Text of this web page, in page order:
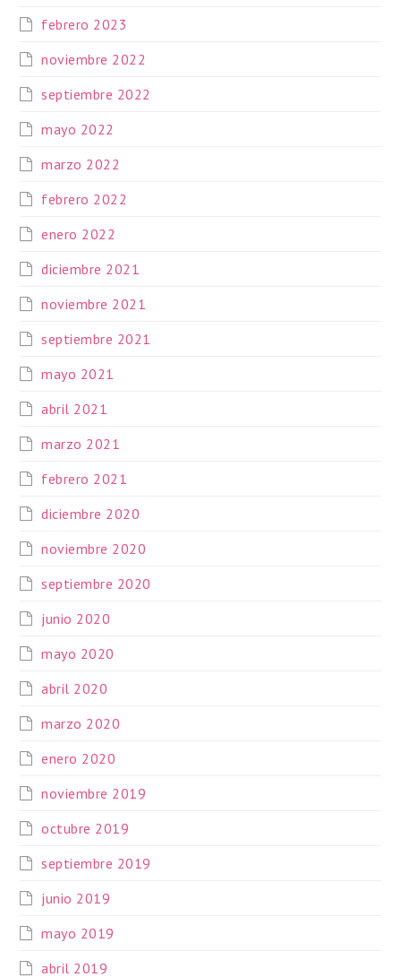
febrero 2023
noviembre 2022
septiembre 2022
mayo 2022
marzo 2022
febrero 2022
enero 2022
diciembre 2021
noviembre 2021
septiembre 2021
mayo 2021
abril 2021
marzo 2021
febrero 2021
diciembre 2020
noviembre 2020
septiembre 2020
junio 2020
mayo 2020
abril 2020
marzo 2020
enero 2020
noviembre 2019
octubre 2019
septiembre 2019
junio 2019
mayo 2019
abril 2019